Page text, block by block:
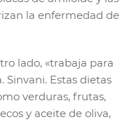
la enfermedad de
lado, «trabaja para
Sinvani. Estas dietas
verduras, frutas,
y aceite de oliva,